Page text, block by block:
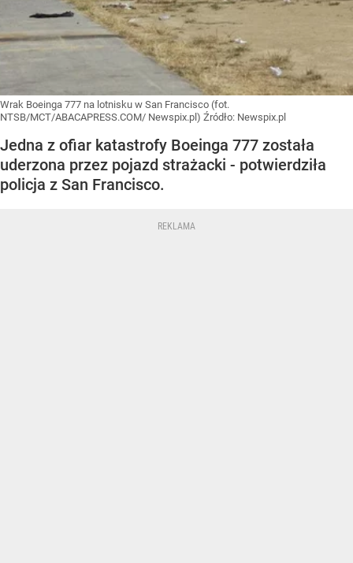
Wrak Boeinga 777 na lotnisku w San Francisco (fot.
NTSB/MCT/ABACAPRESS.COM/ Newspix.pl) Źródło: Newspix.pl
Jedna z ofiar katastrofy Boeinga 777 została
uderzona przez pojazd strażacki - potwierdziła
policja z San Francisco.